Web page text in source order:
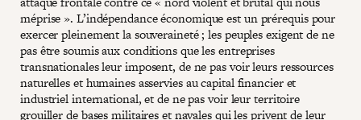
méprise ». L’indépendance économique est un prérequis pour
exercer pleinement la souveraineté ; les peuples exigent de ne
pas être soumis aux conditions que les entreprises
transnationales leur imposent, de ne pas voir leurs ressources
naturelles et humaines asservies au capital financier et
industriel international, et de ne pas voir leur territoire
grouiller de bases militaires et navales qui les privent de leur